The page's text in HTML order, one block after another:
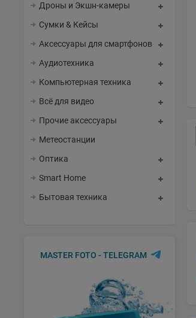
Дроны и Экшн-камеры
Сумки & Кейсы
Аксессуары для смартфонов
Аудиотехника
Компьютерная техника
Всё для видео
Прочие аксессуары
Метеостанции
Оптика
Smart Home
Бытовая техника
MASTER FOTO - TELEGRAM